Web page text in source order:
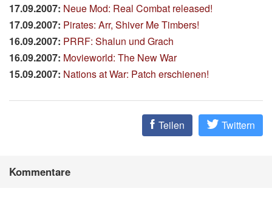
17.09.2007: Neue Mod: Real Combat released!
17.09.2007: Pirates: Arr, Shiver Me Timbers!
16.09.2007: PRRF: Shalun und Grach
16.09.2007: Movieworld: The New War
15.09.2007: Nations at War: Patch erschienen!
Teilen Twittern
Kommentare